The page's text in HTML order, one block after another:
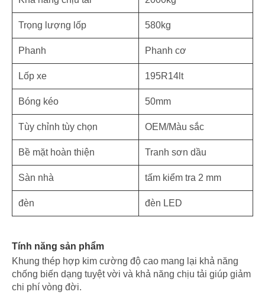
Trọng lượng lốp 580kg
Phanh Phanh cơ
Lốp xe 195R14lt
Bóng kéo 50mm
Tùy chỉnh tùy chọn OEM/Màu sắc
Bề mặt hoàn thiện Tranh sơn dầu
Sàn nhà tấm kiểm tra 2 mm
đèn đèn LED
Tính năng sản phẩm
Khung thép hợp kim cường độ cao mang lại khả năng
chống biến dạng tuyệt vời và khả năng chịu tải giúp giảm
chi phí vòng đời.